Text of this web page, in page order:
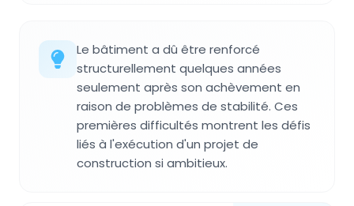
Le bâtiment a dû être renforcé
structurellement quelques années
seulement après son achèvement en
raison de problèmes de stabilité. Ces
premières difficultés montrent les défis
liés à l'exécution d'un projet de
construction si ambitieux.